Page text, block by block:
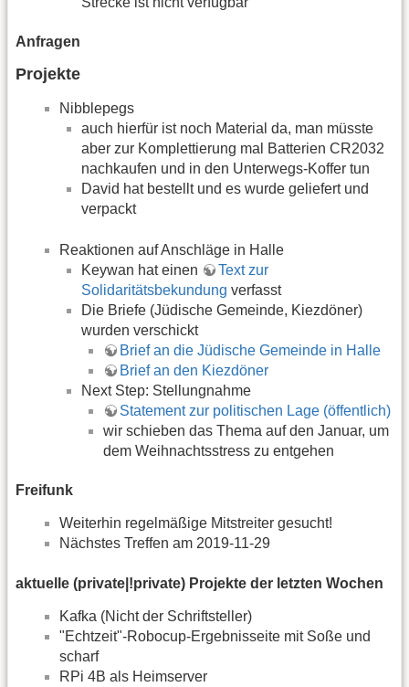
Anfragen
Projekte
Nibblepegs
auch hierfür ist noch Material da, man müsste
aber zur Komplettierung mal Batterien CR2032
nachkaufen und in den Unterwegs-Koffer tun
David hat bestellt und es wurde geliefert und
verpackt
Reaktionen auf Anschläge in Halle
Keywan hat einen
Text zur
Solidaritätsbekundung verfasst
Die Briefe (Jüdische Gemeinde, Kiezdöner)
wurden verschickt
Brief an die Jüdische Gemeinde in Halle
Brief an den Kiezdöner
Next Step: Stellungnahme
Statement zur politischen Lage (öffentlich)
wir schieben das Thema auf den Januar, um
dem Weihnachtsstress zu entgehen
Freifunk
Weiterhin regelmäßige Mitstreiter gesucht!
Nächstes Treffen am 2019-11-29
aktuelle (private|!private) Projekte der letzten Wochen
Kafka (Nicht der Schriftsteller)
"Echtzeit"-Robocup-Ergebnisseite mit Soße und
scharf
RPi 4B als Heimserver